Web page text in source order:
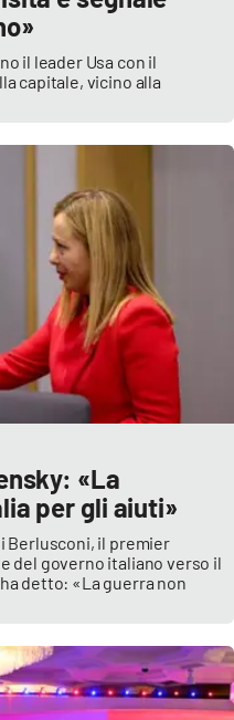
il leader Usa con il
capitale, vicino alla
«La
per gli aiuti»
Berlusconi, il premier
del governo italiano verso il
detto: «La guerra non